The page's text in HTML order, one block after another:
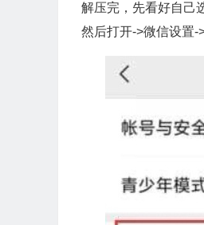
解压完，先看好自己
然后打开->微信设置-